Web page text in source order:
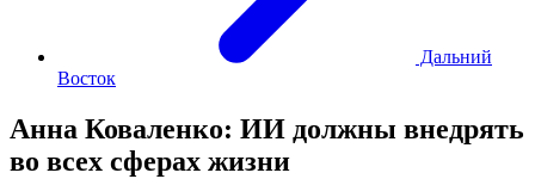
Дальний
Восток
Анна Коваленко: ИИ должны внедрять
во всех сферах жизни